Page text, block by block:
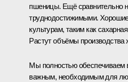
пшеницы. Ещё сравнительно
труднодостижимыми. Хорошие
культурам, таким как
Растут объёмы производства
Мы полностью обеспечиваем
важным, необходимым для